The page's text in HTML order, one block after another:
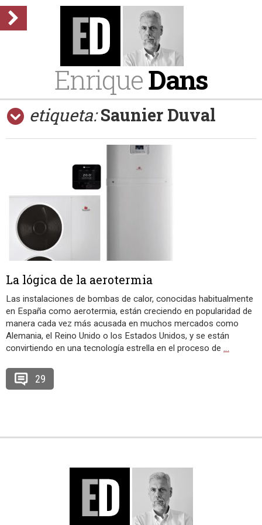
EnriqueDans
etiqueta: Saunier Duval
La lógica de la aerotermia
Las instalaciones de bombas de calor, conocidas habitualmente
en España como aerotermia, están creciendo en popularidad de
manera cada vez más acusada en muchos mercados como
Alemania, el Reino Unido o los Estados Unidos, y se están
convirtiendo en una tecnología estrella en el proceso de …
29